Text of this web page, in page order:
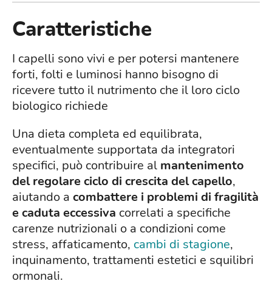
Caratteristiche
I capelli sono vivi e per potersi mantenere
forti, folti e luminosi hanno bisogno di
ricevere tutto il nutrimento che il loro ciclo
biologico richiede
Una dieta completa ed equilibrata,
eventualmente supportata da integratori
specifici, può contribuire al mantenimento
del regolare ciclo di crescita del capello,
aiutando a combattere i problemi di fragilità
e caduta eccessiva correlati a specifiche
carenze nutrizionali o a condizioni come
stress, affaticamento, cambi di stagione,
inquinamento, trattamenti estetici e squilibri
ormonali.